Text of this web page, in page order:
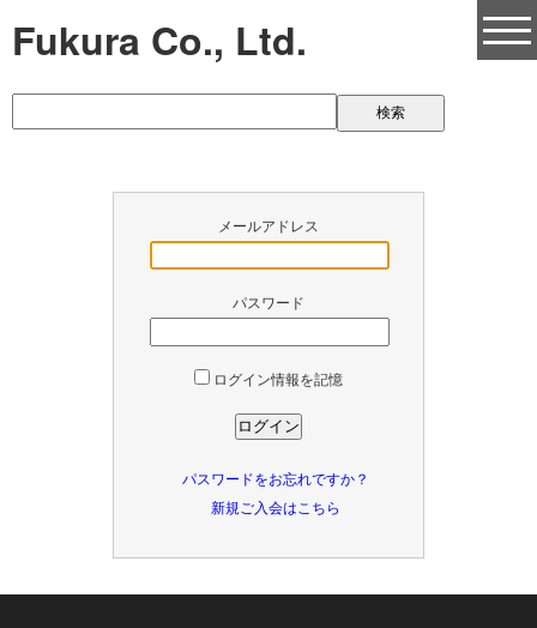
Fukura Co., Ltd.
メールアドレス
パスワード
ログイン情報を記憶
パスワードをお忘れですか？
新規ご入会はこちら